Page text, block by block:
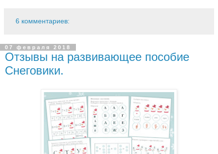
6 комментариев:
07 февраля 2018
Отзывы на развивающее пособие
Снеговики.